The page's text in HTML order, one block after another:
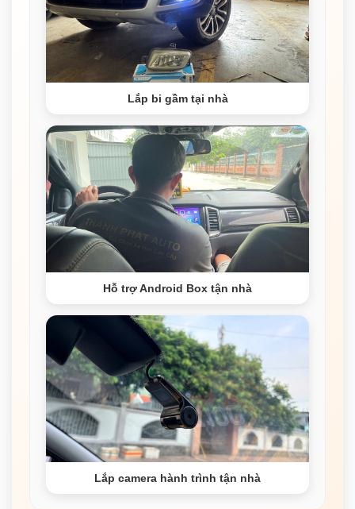
Lắp bi gầm tại nhà
Hỗ trợ Android Box tận nhà
Lắp camera hành trình tận nhà